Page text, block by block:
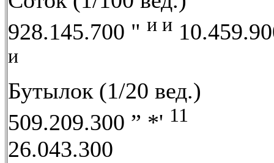
928.145.700 " и и
и
Бутылок (1/20 вед.)
509.209.300 ” *' 11
26.043.300